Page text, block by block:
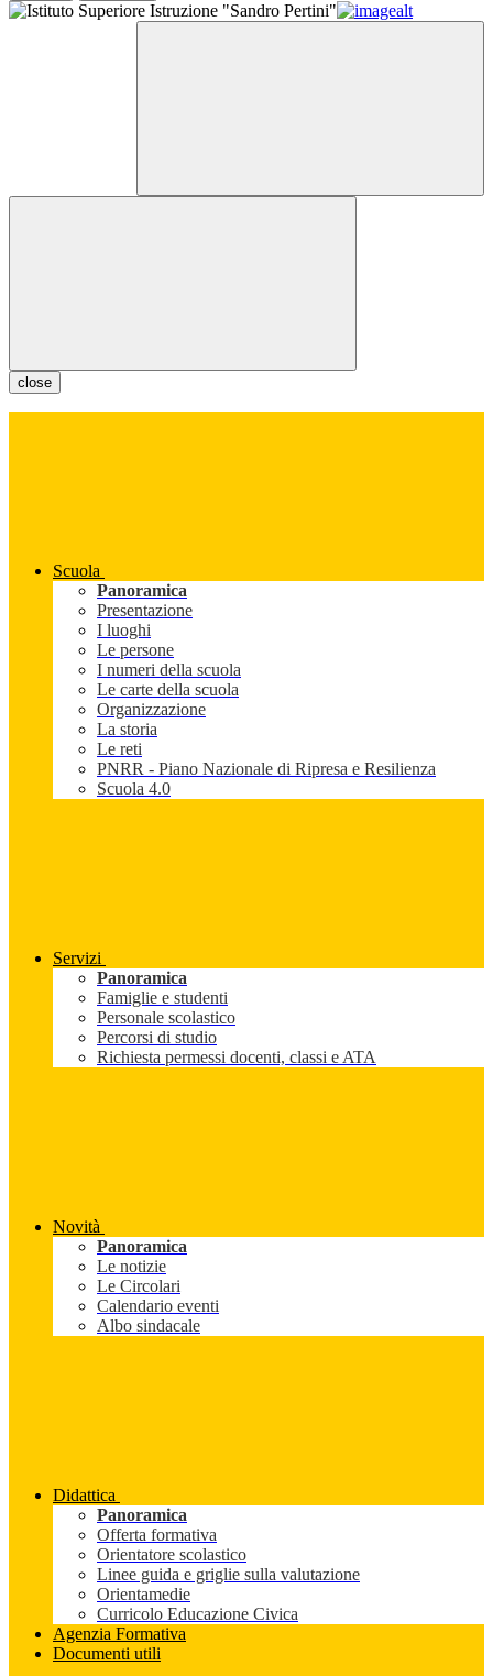
close
Scuola
Panoramica
Presentazione
I luoghi
Le persone
I numeri della scuola
Le carte della scuola
Organizzazione
La storia
Le reti
PNRR - Piano Nazionale di Ripresa e Resilienza
Scuola 4.0
Servizi
Panoramica
Famiglie e studenti
Personale scolastico
Percorsi di studio
Richiesta permessi docenti, classi e ATA
Novità
Panoramica
Le notizie
Le Circolari
Calendario eventi
Albo sindacale
Didattica
Panoramica
Offerta formativa
Orientatore scolastico
Linee guida e griglie sulla valutazione
Orientamedie
Curricolo Educazione Civica
Agenzia Formativa
Documenti utili